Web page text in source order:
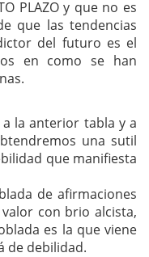
PLAZO y que no es
que las tendencias
del futuro es el
en como se han
la anterior tabla y a
una sutil
que manifiesta
de afirmaciones
con brio alcista,
es la que viene
de debilidad.